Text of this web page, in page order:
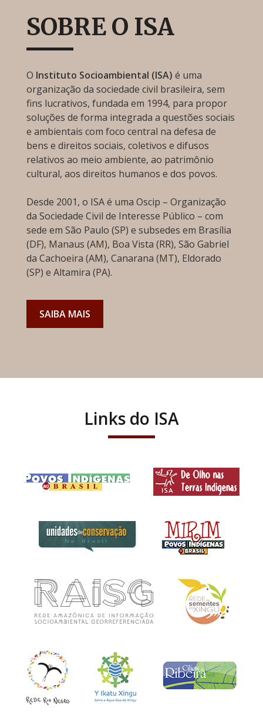
SOBRE O ISA
O Instituto Socioambiental (ISA) é uma
organização da sociedade civil brasileira, sem
fins lucrativos, fundada em 1994, para propor
soluções de forma integrada a questões sociais
e ambientais com foco central na defesa de
bens e direitos sociais, coletivos e difusos
relativos ao meio ambiente, ao patrimônio
cultural, aos direitos humanos e dos povos.
Desde 2001, o ISA é uma Oscip – Organização
da Sociedade Civil de Interesse Público – com
sede em São Paulo (SP) e subsedes em Brasília
(DF), Manaus (AM), Boa Vista (RR), São Gabriel
da Cachoeira (AM), Canarana (MT), Eldorado
(SP) e Altamira (PA).
SAIBA MAIS
Links do ISA